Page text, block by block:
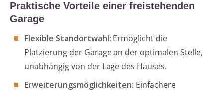
Praktische Vorteile einer freistehenden
Garage
Flexible Standortwahl: Ermöglicht die
Platzierung der Garage an der optimalen Stelle,
unabhängig von der Lage des Hauses.
Erweiterungsmöglichkeiten: Einfachere